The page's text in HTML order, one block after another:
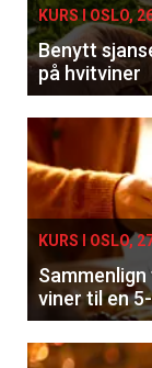
KURS I OSLO,
Benytt
på hvitviner
KURS I OSLO,
viner til en